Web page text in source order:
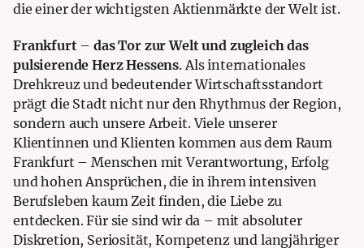
die einer der wichtigsten Aktienmärkte der Welt ist.
Frankfurt –das Tor zur Welt und zugleich das
pulsierende Herz Hessens. Als internationales
Drehkreuz und bedeutender Wirtschaftsstandort
prägt die Stadt nicht nur den Rhythmus der Region,
sondern auch unsere Arbeit. Viele unserer
Klientinnen und Klienten kommen aus dem Raum
Frankfurt – Menschen mit Verantwortung, Erfolg
und hohen Ansprüchen, die in ihrem intensiven
Berufsleben kaum Zeit finden, die Liebe zu
entdecken. Für sie sind wir da – mit absoluter
Diskretion, Seriosität, Kompetenz und langjähriger